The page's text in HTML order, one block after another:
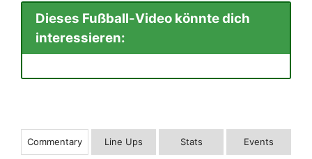
Dieses Fußball-Video könnte dich
interessieren:
Commentary Line Ups Stats Events